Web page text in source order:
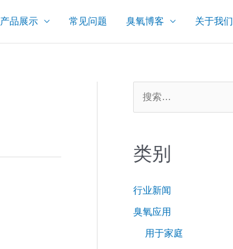
产品展示 常见问题 臭氧博客 关于我们
类别
行业新闻
臭氧应用
用于家庭